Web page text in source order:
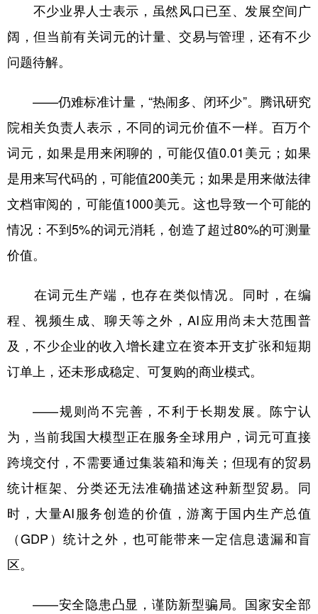
不少业界人士表示，虽然风口已至、发展空间广
阔，但当前有关词元的计量、交易与管理，还有不少
问题待解。
——仍难标准计量，“热闹多、闭环少”。腾讯研究
院相关负责人表示，不同的词元价值不一样。百万个
词元，如果是用来闲聊的，可能仅值0.01美元；如果
是用来写代码的，可能值200美元；如果是用来做法律
文档审阅的，可能值1000美元。这也导致一个可能的
情况：不到5%的词元消耗，创造了超过80%的可测量
价值。
在词元生产端，也存在类似情况。同时，在编
程、视频生成、聊天等之外，AI应用尚未大范围普
及，不少企业的收入增长建立在资本开支扩张和短期
订单上，还未形成稳定、可复购的商业模式。
——规则尚不完善，不利于长期发展。陈宁认
为，当前我国大模型正在服务全球用户，词元可直接
跨境交付，不需要通过集装箱和海关；但现有的贸易
统计框架、分类还无法准确描述这种新型贸易。同
时，大量AI服务创造的价值，游离于国内生产总值
（GDP）统计之外，也可能带来一定信息遗漏和盲
区。
——安全隐患凸显，谨防新型骗局。国家安全部